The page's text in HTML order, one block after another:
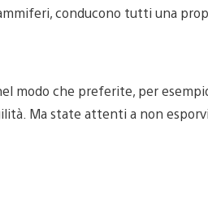
conducono tutti una
modo che preferite, per
Ma state attenti a non